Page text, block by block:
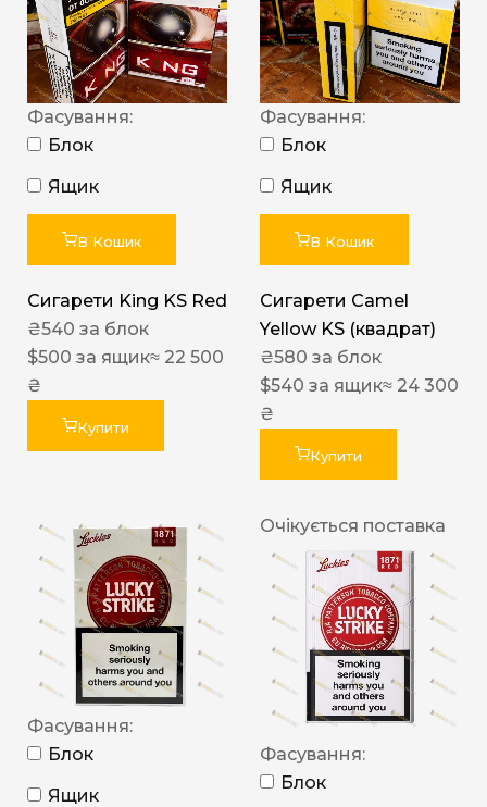
Фасування:
Блок
Ящик
В Кошик
Сигарети King KS Red
₴540 за блок
$500 за ящик≈ 22 500
₴
Купити
Фасування:
Блок
Ящик
В Кошик
Сигарети Camel
Yellow KS (квадрат)
₴580 за блок
$540 за ящик≈ 24 300
₴
Купити
Фасування:
Блок
Ящик
Очікується поставка
Фасування:
Блок